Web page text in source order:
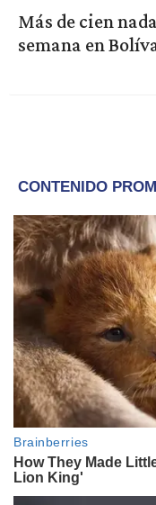
Más de cien
semana en